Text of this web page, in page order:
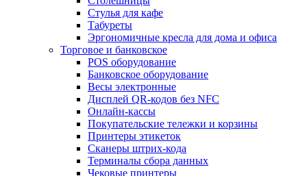
Стулья для кафе
Табуреты
Эргономичные кресла для дома и офиса
Торговое и банковское
POS оборудование
Банковское оборудование
Весы электронные
Дисплей QR-кодов без NFC
Онлайн-кассы
Покупательские тележки и корзины
Принтеры этикеток
Сканеры штрих-кода
Терминалы сбора данных
Чековые принтеры